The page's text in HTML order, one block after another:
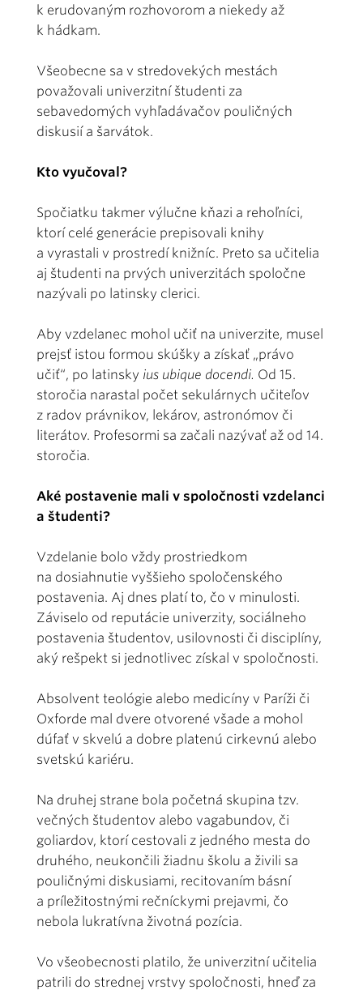
k erudovaným rozhovorom a niekedy až
k hádkam.
Všeobecne sa v stredovekých mestách
považovali univerzitní študenti za
sebavedomých vyhľadávačov pouličných
diskusií a šarvátok.
Kto vyučoval?
Spočiatku takmer výlučne kňazi a rehoľníci,
ktorí celé generácie prepisovali knihy
a vyrastali v prostredí knižníc. Preto sa učitelia
aj študenti na prvých univerzitách spoločne
nazývali po latinsky clerici.
Aby vzdelanec mohol učiť na univerzite, musel
prejsť istou formou skúšky a získať „právo
učiť“, po latinsky ius ubique docendi. Od 15.
storočia narastal počet sekulárnych učiteľov
z radov právnikov, lekárov, astronómov či
literátov. Profesormi sa začali nazývať až od 14.
storočia.
Aké postavenie mali v spoločnosti vzdelanci
a študenti?
Vzdelanie bolo vždy prostriedkom
na dosiahnutie vyššieho spoločenského
postavenia. Aj dnes platí to, čo v minulosti.
Záviselo od reputácie univerzity, sociálneho
postavenia študentov, usilovnosti či disciplíny,
aký rešpekt si jednotlivec získal v spoločnosti.
Absolvent teológie alebo medicíny v Paríži či
Oxforde mal dvere otvorené všade a mohol
dúfať v skvelú a dobre platenú cirkevnú alebo
svetskú kariéru.
Na druhej strane bola početná skupina tzv.
večných študentov alebo vagabundov, či
goliardov, ktorí cestovali z jedného mesta do
druhého, neukončili žiadnu školu a živili sa
pouličnými diskusiami, recitovaním básní
a príležitostnými rečníckymi prejavmi, čo
nebola lukratívna životná pozícia.
Vo všeobecnosti platilo, že univerzitní učitelia
patrili do strednej vrstvy spoločnosti, hneď za